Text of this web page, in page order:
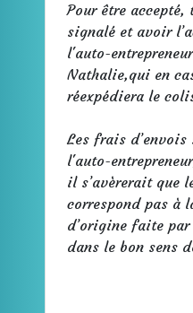
Pour être
signalé et avoir
l'auto-entrepreneur
Nathalie,qui en
réexpédiera le
Les frais d’envois
l'auto-
il s’avèrerait que
correspond pas à
d’origine faite par
dans le bon sens